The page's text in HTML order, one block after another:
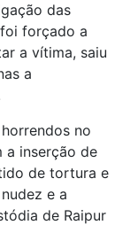
das
forçado a
a vítima, saiu
a
no
a inserção de
de tortura e
e a
de Raipur